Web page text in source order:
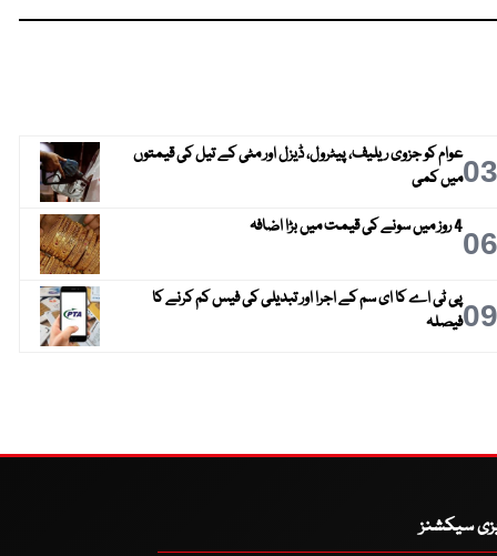
03عوام کو جزوی ریلیف، پیٹرول، ڈیزل اور مٹی کے تیل کی قیمتوں
میں کمی
064 روز میں سونے کی قیمت میں بڑا اضافہ
09پی ٹی اے کا ای سم کے اجرا اور تبدیلی کی فیس کم کرنے کا
فیصلہ
سیکشنز